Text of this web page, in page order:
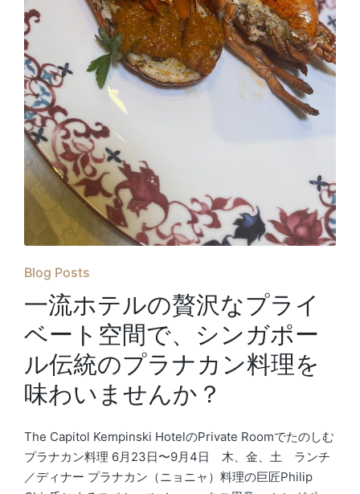
Posted
Blog Posts
一流ホテルの贅沢なプライ
ベート空間で、シンガポー
ル伝統のプラナカン料理を
味わいませんか？
The Capitol Kempinski HotelのPrivate Roomでたのしむ
プラナカン料理 6月23日〜9月4日 木、金、土 ランチ
／ディナー プラナカン（ニョニャ）料理の巨匠Philip